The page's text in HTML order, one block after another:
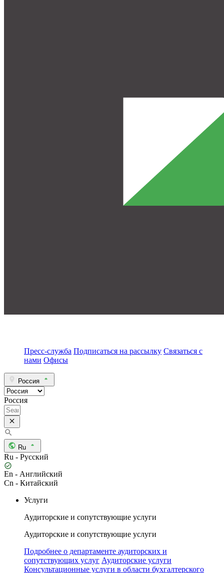
Пресс-служба Подписаться на рассылку Связаться с
нами Офисы
Россия
Россия
Ru
Ru - Русский
En - Английский
Cn - Китайский
Услуги
Аудиторские и сопутствующие услуги
Аудиторские и сопутствующие услуги
Подробнее о департаменте аудиторских и
сопутствующих услуг Аудиторские услуги
Консультационные услуги в области бухгалтерского